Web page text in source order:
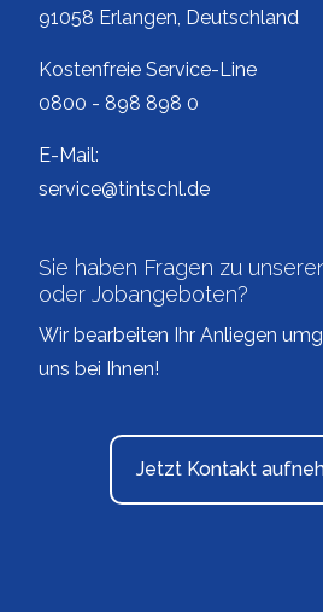
91058 Erlangen, Deutschland
Kostenfreie Service-Line
0800 - 898 898 0
E-Mail:
service@tintschl.de
Sie haben Fragen zu
oder Jobangeboten?
Wir bearbeiten Ihr Anliegen
uns bei Ihnen!
Jetzt Kontakt